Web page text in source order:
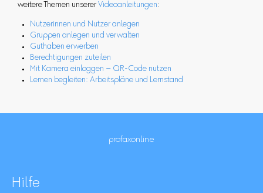
weitere Themen unserer Videoanleitungen:
Nutzerinnen und Nutzer anlegen
Gruppen anlegen und verwalten
Guthaben erwerben
Berechtigungen zuteilen
Mit Kamera einloggen – QR-Code nutzen
Lernen begleiten: Arbeitspläne und Lernstand
profaxonline
Hilfe